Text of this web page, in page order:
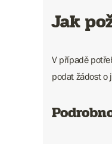
Jak
V případě
podat žádost o